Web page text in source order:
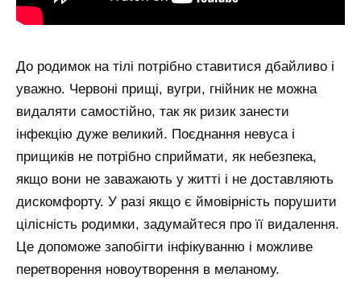
До родимок на тілі потрібно ставитися дбайливо і
уважно. Червоні прищі, вугри, гнійник не можна
видаляти самостійно, так як ризик занести
інфекцію дуже великий. Поєднання невуса і
прищиків не потрібно сприймати, як небезпека,
якщо вони не заважають у житті і не доставляють
дискомфорту. У разі якщо є ймовірність порушити
цілісність родимки, задумайтеся про її видалення.
Це допоможе запобігти інфікуванню і можливе
перетворення новоутворення в меланому.